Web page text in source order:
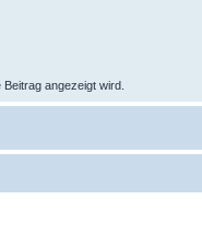
angezeigt wird.